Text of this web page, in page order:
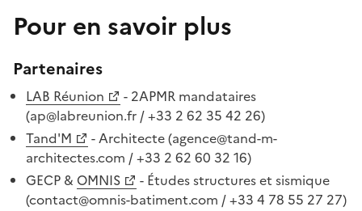
Pour en savoir plus
Partenaires
LAB Réunion
- 2APMR mandataires
(ap@labreunion.fr / +33 2 62 35 42 26)
Tand'M
- Architecte (agence@tand-m-
architectes.com / +33 2 62 60 32 16)
GECP & OMNIS
- Études structures et sismique
(contact@omnis-batiment.com / +33 4 78 55 27 27)